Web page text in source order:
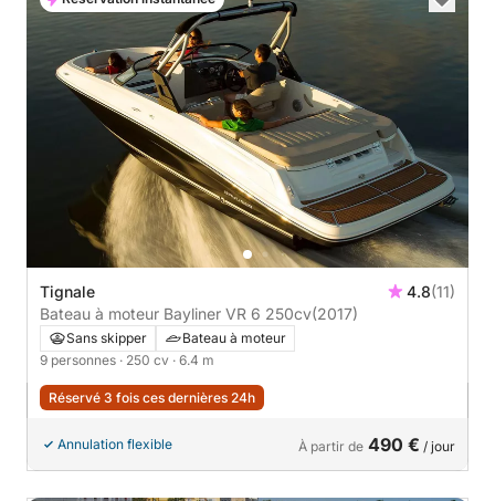
Tignale 4.8(11)
Bateau à moteur Bayliner VR 6 250cv(2017)
Sans skipper
Bateau à moteur
9 personnes · 250 cv · 6.4 m
Réservé 3 fois ces dernières 24h
Annulation flexible À partir de 490 € / jour